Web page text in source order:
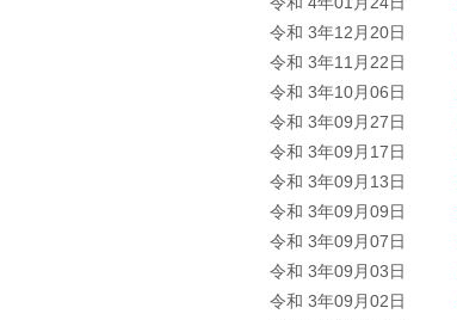
令和 3年12月20日
令和 3年11月22日
令和 3年10月06日
令和 3年09月27日
令和 3年09月17日
令和 3年09月13日
令和 3年09月09日
令和 3年09月07日
令和 3年09月03日
令和 3年09月02日